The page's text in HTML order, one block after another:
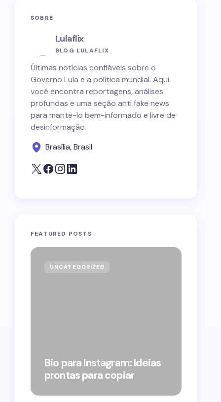
SOBRE
Lulaflix
BLOG LULAFLIX
Últimas notícias confiáveis sobre o
Governo Lula e a política mundial. Aqui
você encontra reportagens, análises
profundas e uma seção anti fake news
para mantê-lo bem-informado e livre de
desinformação.
Brasília, Brasil
FEATURED POSTS
UNCATEGORIZED
Bio para Instagram: Ideias
prontas para copiar